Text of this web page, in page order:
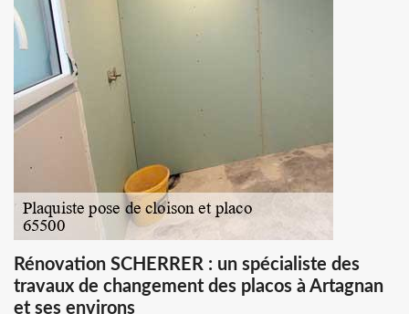
Rénovation SCHERRER : un spécialiste des
travaux de changement des placos à Artagnan
et ses environs